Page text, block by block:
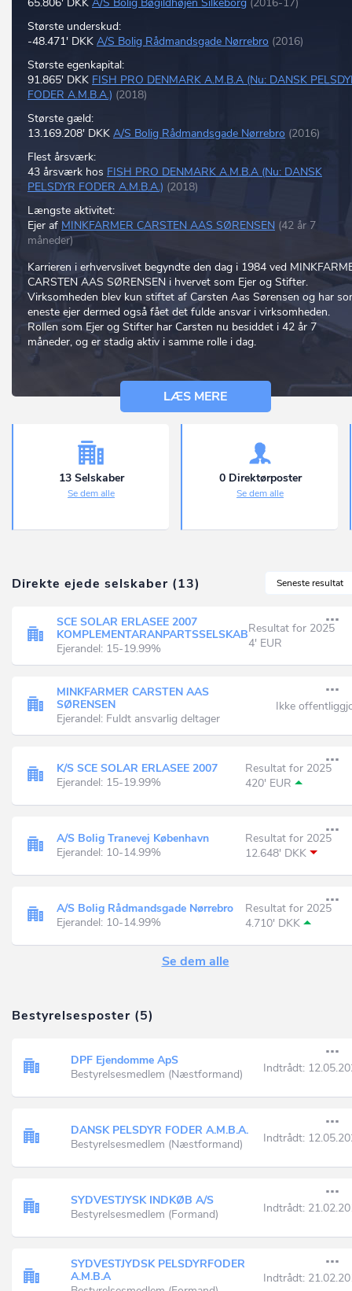
Største underskud:
-48.471' DKK A/S Bolig Rådmandsgade Nørrebro (2016)
Største egenkapital:
91.865' DKK FISH PRO DENMARK A.M.B.A (Nu: DANSK
FODER A.M.B.A.) (2018)
Største gæld:
13.169.208' DKK A/S Bolig Rådmandsgade Nørrebro (2016)
Flest årsværk:
43 årsværk hos FISH PRO DENMARK A.M.B.A (Nu: DANSK
PELSDYR FODER A.M.B.A.) (2018)
Længste aktivitet:
Ejer af MINKFARMER CARSTEN AAS SØRENSEN (42 år 7
måneder)
Karrieren i erhvervslivet begyndte den dag i 1984 ved
CARSTEN AAS SØRENSEN i hvervet som Ejer og Stifter.
Virksomheden blev kun stiftet af Carsten Aas Sørensen og har
eneste ejer dermed også fået det fulde ansvar i virksomheden.
Rollen som Ejer og Stifter har Carsten nu besiddet i 42 år 7
måneder, og er stadig aktiv i samme rolle i dag.
LÆS MERE
13 Selskaber
Se dem alle
0 Direktørposter
Se dem alle
Seneste resultat
Direkte ejede selskaber (13)
SCE SOLAR ERLASEE 2007
KOMPLEMENTARANPARTSSELSKAB
Ejerandel: 15-19.99%
Resultat for 2025
4' EUR
MINKFARMER CARSTEN AAS
SØRENSEN
Ejerandel: Fuldt ansvarlig deltager
Ikke
K/S SCE SOLAR ERLASEE 2007
Ejerandel: 15-19.99%
Resultat for 2025
420' EUR
A/S Bolig Tranevej København
Ejerandel: 10-14.99%
Resultat for 2025
12.648' DKK
A/S Bolig Rådmandsgade Nørrebro
Ejerandel: 10-14.99%
Resultat for 2025
4.710' DKK
Se dem alle
Bestyrelsesposter (5)
DPF Ejendomme ApS
Bestyrelsesmedlem (Næstformand)
Indtrådt:
DANSK PELSDYR FODER A.M.B.A.
Bestyrelsesmedlem (Næstformand)
Indtrådt:
SYDVESTJYSK INDKØB A/S
Bestyrelsesmedlem (Formand)
Indtrådt:
SYDVESTJYDSK PELSDYRFODER
A.M.B.A
Indtrådt: